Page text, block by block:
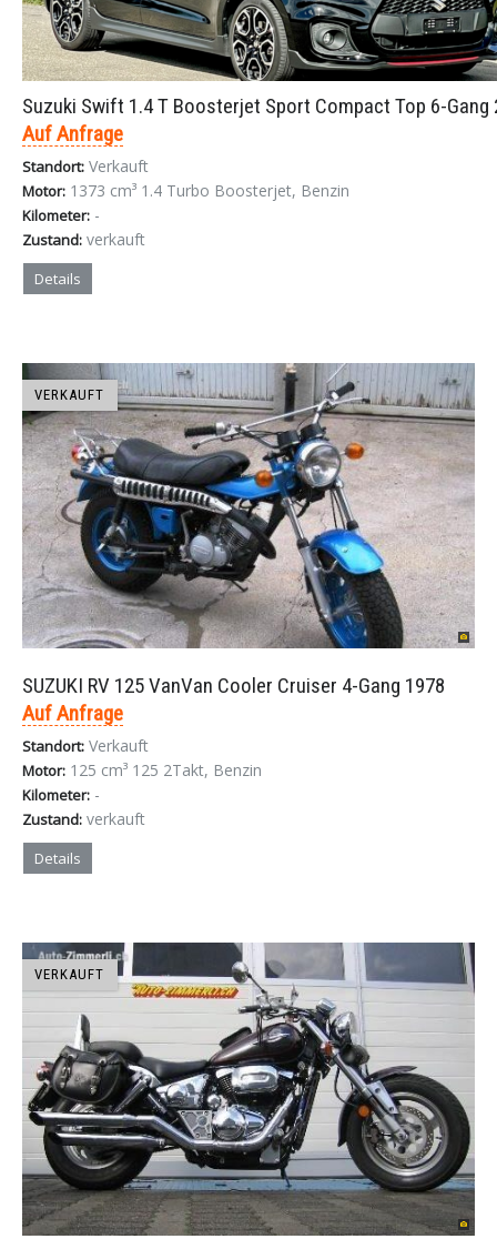
Suzuki Swift 1.4 T Boosterjet Sport Compact Top 6-Gang
Auf Anfrage
Standort: Verkauft
Motor: 1373 cm³ 1.4 Turbo Boosterjet, Benzin
Kilometer: -
Zustand: verkauft
Details
VERKAUFT
SUZUKI RV 125 VanVan Cooler Cruiser 4-Gang 1978
Auf Anfrage
Standort: Verkauft
Motor: 125 cm³ 125 2Takt, Benzin
Kilometer: -
Zustand: verkauft
Details
VERKAUFT